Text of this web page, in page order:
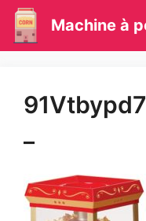
Aller
contenu
Machine à